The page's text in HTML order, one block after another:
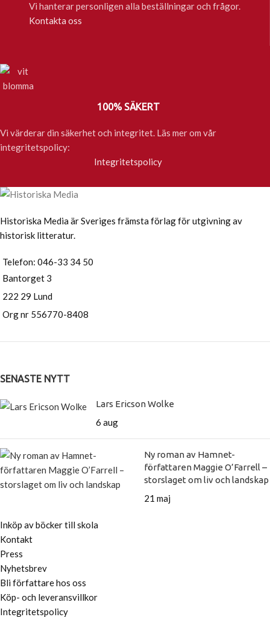
Vi hanterar personligen alla beställningar och frågor.
Kontakta oss
100% SÄKERT
Vi värderar din säkerhet och integritet. Läs mer om vår
integritetspolicy:
Integritetspolicy
Historiska Media är Sveriges främsta förlag för utgivning av
historisk litteratur.
Telefon: 046-33 34 50
Bantorget 3
222 29 Lund
Org nr 556770-8408
SENASTE NYTT
Lars Ericson Wolke
6 aug
Ny roman av Hamnet-
författaren Maggie O’Farrell –
storslaget om liv och landskap
21 maj
Inköp av böcker till skola
Kontakt
Press
Nyhetsbrev
Bli författare hos oss
Köp- och leveransvillkor
Integritetspolicy